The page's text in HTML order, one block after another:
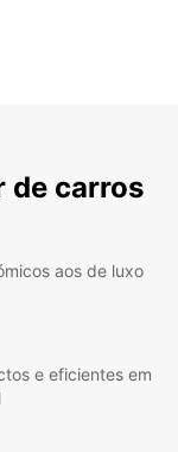
de carros
aos de luxo
e eficientes em